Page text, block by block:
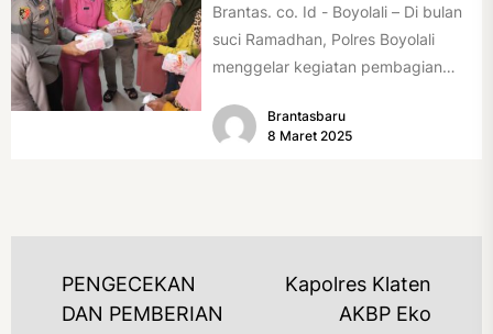
Brantas. co. Id - Boyolali – Di bulan
suci Ramadhan, Polres Boyolali
menggelar kegiatan pembagian
Polres...Brantasbaru
8 Maret 2025
NAVIGASI
POS
PENGECEKAN
DAN PEMBERIAN
Kapolres Klaten
AKBP Eko